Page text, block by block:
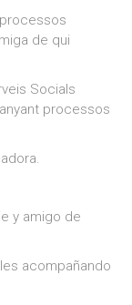
de qui
Socials
processos
y amigo de
acompañando